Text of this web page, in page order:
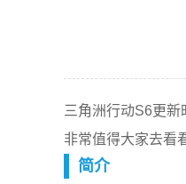
三角洲行动S6更新
非常值得大家去看
简介